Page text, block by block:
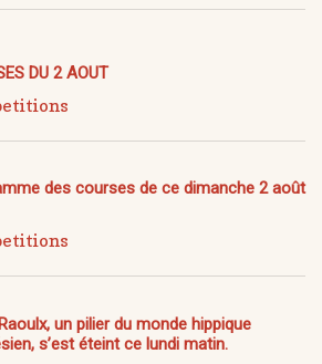
DU 2 AOUT
des courses de ce dimanche 2 août
un pilier du monde hippique
s’est éteint ce lundi matin.